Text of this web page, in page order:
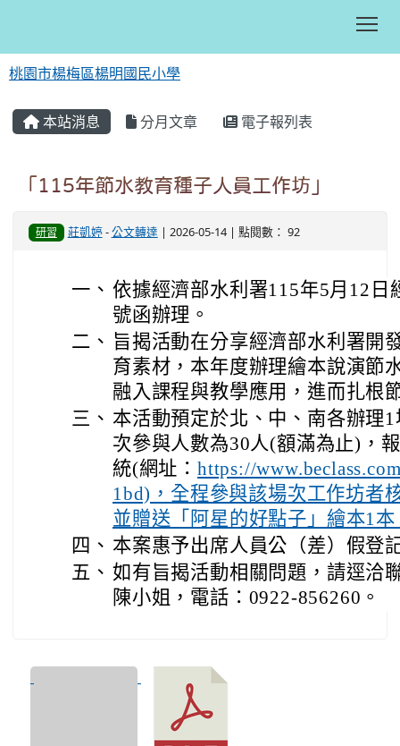
桃園市楊梅區楊明國民小學
本站消息 分月文章 電子報列表
「115年節水教育種子人員工作坊」
研習 莊凱婷-公文轉達 | 2026-05-14 | 點閱數： 92
一、 依據經濟部水利署115年5月12日
號函辦理。
二、 旨揭活動在分享經濟部水利署開
育素材，本年度辦理繪本說演節
融入課程與教學應用，進而扎根
三、 本活動預定於北、中、南各辦理
次參與人數為30人(額滿為止)，
統(網址： https://
1bd)，全程參與該場次工作坊者
並贈送「阿星的好點子」繪本1本
四、 本案惠予出席人員公（差）假登
五、 如有旨揭活動相關問題，請逕洽
陳小姐，電話：0922-856260。